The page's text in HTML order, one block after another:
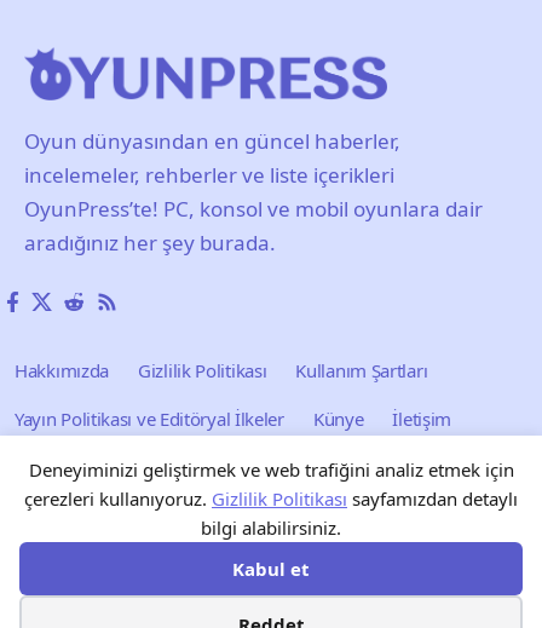
Deneyiminizi geliştirmek ve web trafiğini analiz etmek için
çerezleri kullanıyoruz. Gizlilik Politikası sayfamızdan detaylı
bilgi alabilirsiniz.
Kabul et
Oyun dünyasından en güncel haberler,
incelemeler, rehberler ve liste içerikleri
OyunPress’te! PC, konsol ve mobil oyunlara dair
aradığınız her şey burada.
Hakkımızda Gizlilik Politikası
Kullanım Şartları
Yayın Politikası ve Editöryal İlkeler
Künye
İletişim
Reklam
Blog Forum Tarayıcı Oyunları